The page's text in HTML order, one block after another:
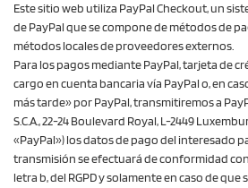
Este sitio web utiliza PayPal Checkout, un
de PayPal que se compone de métodos de
métodos locales de proveedores externos.
Para los pagos mediante PayPal, tarjeta de
cargo en cuenta bancaria vía PayPal o, en
más tarde» por PayPal, transmitiremos a
S.C.A., 22-24 Boulevard Royal, L-2449
«PayPal») los datos de pago del interesado
transmisión se efectuará de conformidad
letra b, del RGPD y solamente en caso de